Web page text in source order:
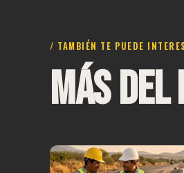
/ TAMBIÉN TE PUEDE
MÁS DEL